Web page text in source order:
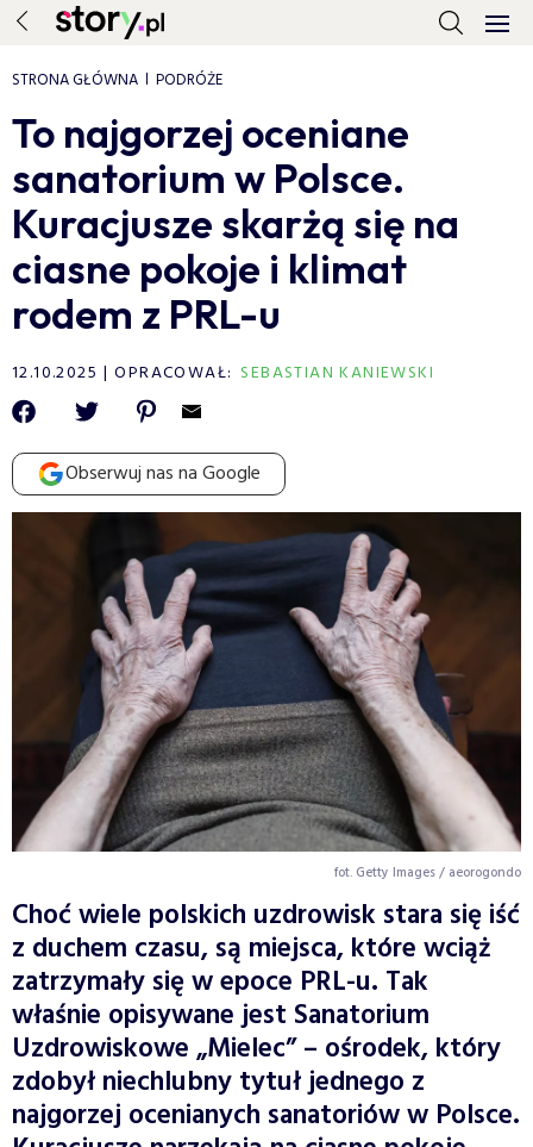
STRONA GŁÓWNA PODRÓŻE
To najgorzej oceniane
sanatorium w Polsce.
Kuracjusze skarżą się na
ciasne pokoje i klimat
rodem z PRL-u
12.10.2025 OPRACOWAŁ: SEBASTIAN KANIEWSKI
Obserwuj nas na Google
fot. Getty Images / aeorogondo
Choć wiele polskich uzdrowisk stara się iść
z duchem czasu, są miejsca, które wciąż
zatrzymały się w epoce PRL-u. Tak
właśnie opisywane jest Sanatorium
Uzdrowiskowe „Mielec” – ośrodek, który
zdobył niechlubny tytuł jednego z
najgorzej ocenianych sanatoriów w Polsce.